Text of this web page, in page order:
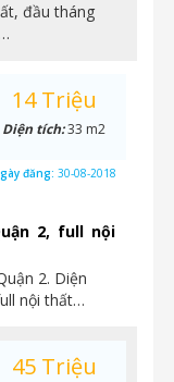
đầu tháng
2, full nội
2. Diện
nội thất…
14 Triệu
Diện tích:33 m2
đăng: 30-08-2018
45 Triệu